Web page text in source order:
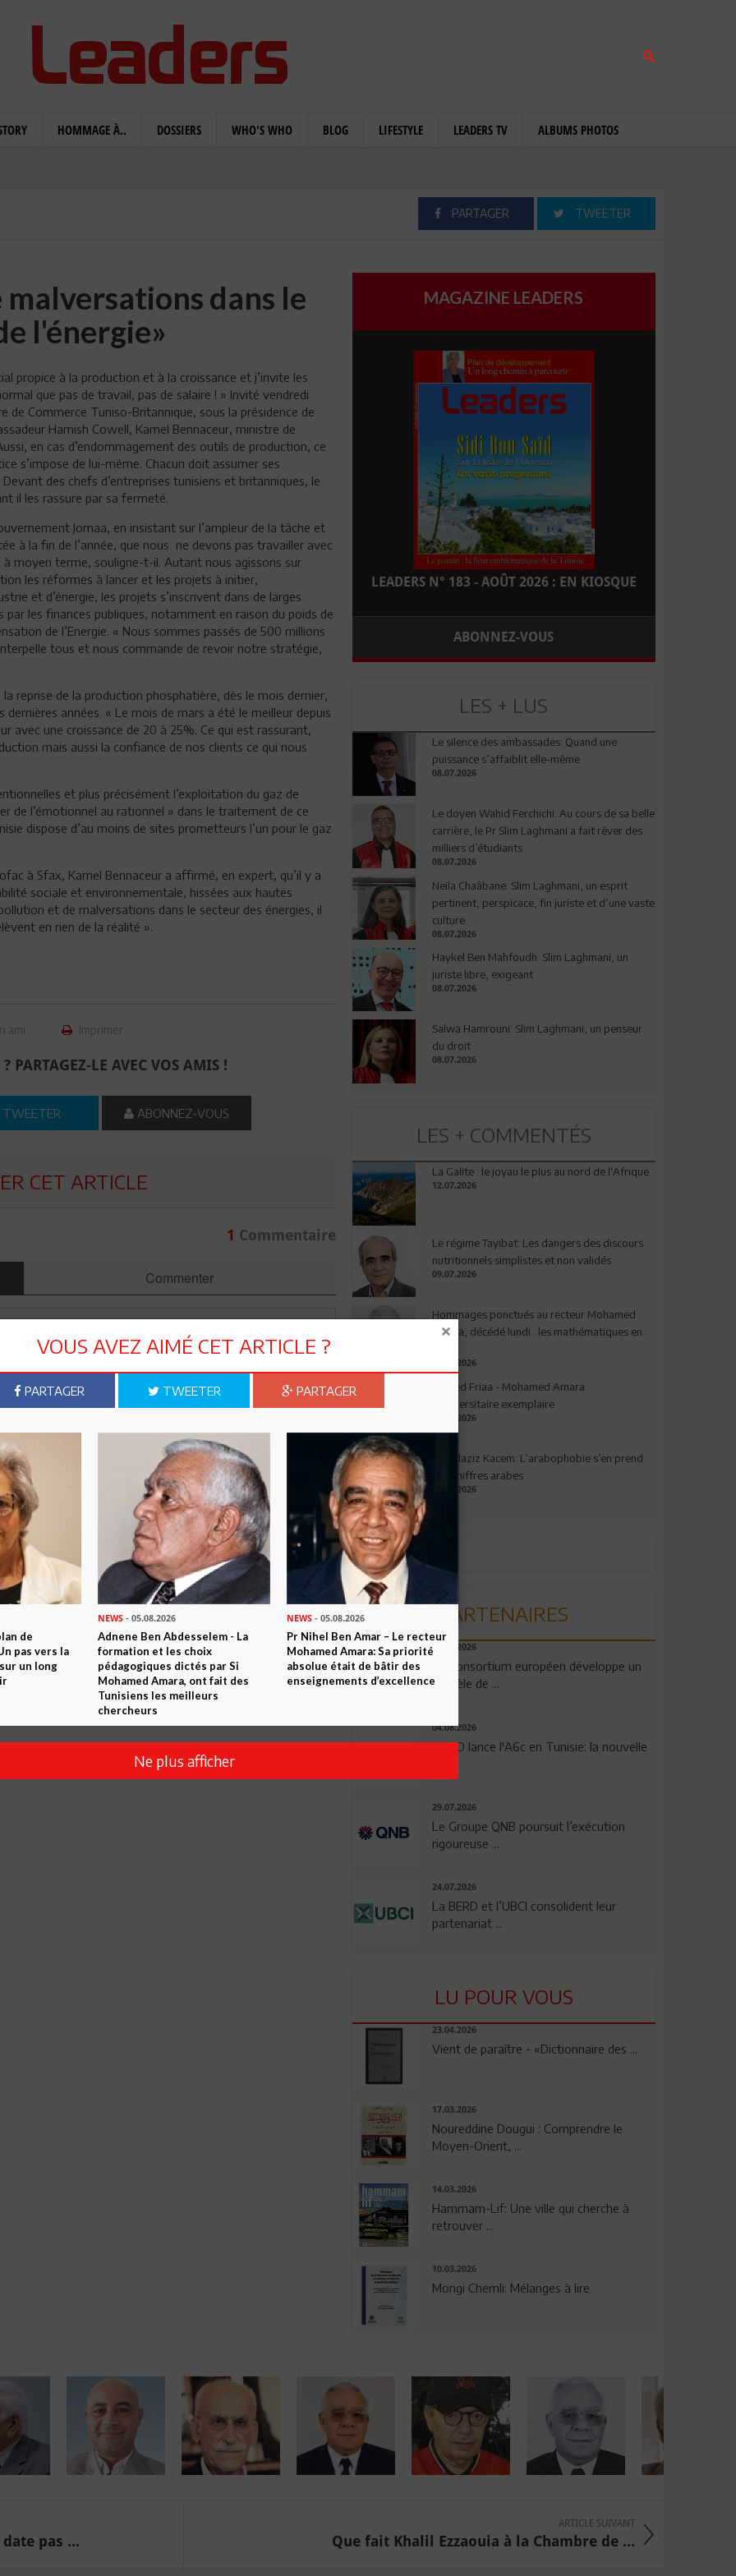
HOMMAGE À.. DOSSIERS WHO'S WHO BLOG LIFESTYLE LEADERS TV ALBUMS PHOTOS
PARTAGER TWEETER
malversations dans le
l'énergie»
propice à la production et à la croissance et j’invite les
que pas de travail, pas de salaire ! » Invité vendredi
de Commerce Tuniso-Britannique, sous la présidence de
Hamish Cowell, Kamel Bennaceur, ministre de
en cas d’endommagement des outils de production, ce
s’impose de lui-même. Chacun doit assumer ses
des chefs d’entreprises tunisiens et britanniques, le
il les rassure par sa fermeté.
Jomaa, en insistant sur l’ampleur de la tâche et
à la fin de l’année, que nous ne devons pas travailler avec
moyen terme, souligne-t-il. Autant nous agissons sur
les réformes à lancer et les projets à initier,
et d’énergie, les projets s’inscrivent dans de larges
les finances publiques, notamment en raison du poids de
de l’Energie. « Nous sommes passés de 500 millions
tous et nous commande de revoir notre stratégie,
reprise de la production phosphatière, dès le mois dernier,
années. « Le mois de mars a été le meilleur depuis
avec une croissance de 20 à 25%. Ce qui est rassurant,
mais aussi la confiance de nos clients ce qui nous
et plus précisément l’exploitation du gaz de
de l’émotionnel au rationnel » dans le traitement de ce
dispose d’au moins de sites prometteurs l’un pour le gaz
à Sfax, Kamel Bennaceur a affirmé, en expert, qu’il y a
sociale et environnementale, hissées aux hautes
et de malversations dans le secteur des énergies, il
en rien de la réalité ».
ami Imprimer
PARTAGEZ-LE AVEC VOS AMIS !
TWEETER ABONNEZ-VOUS
CET ARTICLE
1 Commentaire
Commenter
Envoyer
1)Pourquoi le litre de carburant en hors taxe en EUROPE
en TUNISIE, 2) si les libyens ont contribué à 20 pour
du carburant le dinar perd 30 pour cent de sa valeur par
"à POUR CENT en 3 ans : pourquoi le chiffre de la
MAGAZINE LEADERS
LEADERS N° 183 - AOÛT 2026 : EN KIOSQUE
ABONNEZ-VOUS
LES + LUS
Le silence des ambassades: Quand une
puissance s’affaiblit elle-même
08.07.2026
Le doyen Wahid Ferchichi: Au cours de sa belle
carrière, le Pr Slim Laghmani a fait rêver des
milliers d’étudiants
08.07.2026
Neila Chaâbane: Slim Laghmani, un esprit
pertinent, perspicace, fin juriste et d’une vaste
culture
08.07.2026
Haykel Ben Mahfoudh: Slim Laghmani, un
juriste libre, exigeant
08.07.2026
Salwa Hamrouni: Slim Laghmani, un penseur
du droit
08.07.2026
LES + COMMENTÉS
La Galite : le joyau le plus au nord de l'Afrique
12.07.2026
Le régime Tayibat: Les dangers des discours
nutritionnels simplistes et non validés
09.07.2026
Hommages ponctués au recteur Mohamed
Amara, décédé lundi : les mathématiques en
03.08.2026
Ahmed Friaa - Mohamed Amara:
l’Universitaire exemplaire
04.08.2026
Abdelaziz Kacem: L’arabophobie s’en prend
aux chiffres arabes
09.07.2026
PARTENAIRES
06.08.2026
Un consortium européen développe un
modèle de ...
04.08.2026
OPPO lance l'A6c en Tunisie: la nouvelle
29.07.2026
Le Groupe QNB poursuit l’exécution
rigoureuse ...
24.07.2026
La BERD et l’UBCI consolident leur
partenariat ...
LU POUR VOUS
23.04.2026
Vient de paraître - «Dictionnaire des ...
17.03.2026
Noureddine Dougui : Comprendre le
Moyen-Orient, ...
14.03.2026
Hammam-Lif: Une ville qui cherche à
retrouver ...
10.03.2026
Mongi Chemli: Mélanges à lire
pas ...
ARTICLE SUIVANT
Que fait Khalil Ezzaouia à la Chambre de ...
VOUS AVEZ AIMÉ CET ARTICLE ?
PARTAGER TWEETER PARTAGER
de
pas vers la
un long
NEWS - 05.08.2026
Adnene Ben Abdesselem - La
formation et les choix
pédagogiques dictés par Si
Mohamed Amara, ont fait des
Tunisiens les meilleurs
chercheurs
NEWS- 05.08.2026
Pr Nihel Ben Amar – Le recteur
Mohamed Amara: Sa priorité
absolue était de bâtir des
enseignements d’excellence
Ne plus afficher